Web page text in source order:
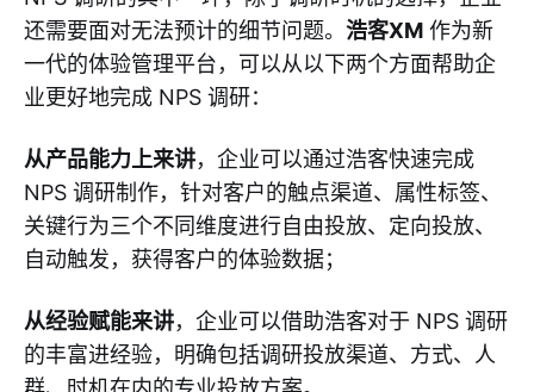
还需要面对无法预计的细节问题。 浩客XM 作为新
一代的体验管理平台，可以从以下两个方面帮助企
业更好地完成 NPS 调研：
从产品能力上来讲，企业可以通过浩客快速完成
NPS 调研制作，针对客户的触点渠道、属性标签、
关键⾏为三个不同维度进行⾃由投放、定向投放、
⾃动触发，获得客户的体验数据；
从经验赋能来讲，企业可以借助浩客对于 NPS 调研
的丰富进经验，明确包括调研投放渠道、方式、人